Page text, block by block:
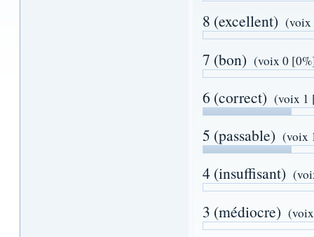
8 (excellent) (voix
7 (bon) (voix 0
6 (correct) (voix 1
5 (passable) (voix
4 (insuffisant)
3 (médiocre)